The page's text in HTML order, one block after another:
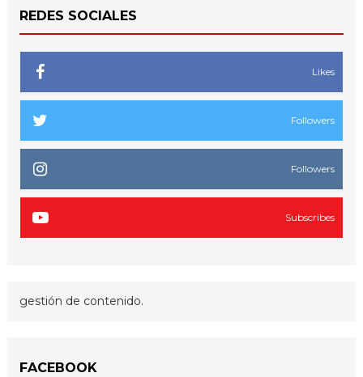
REDES SOCIALES
Likes
Followers
Followers
Subscribes
gestión de contenido.
FACEBOOK